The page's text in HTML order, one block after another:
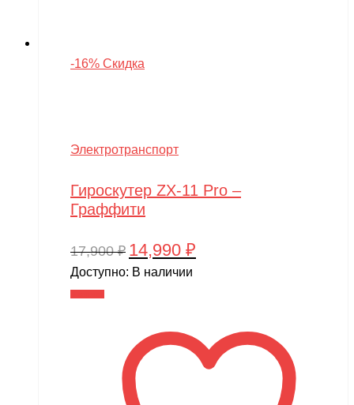
-16% Скидка
Электротранспорт
Гироскутер ZX-11 Pro –
Граффити
17,900₽ Первоначальная
цена
14,990 ₽
Доступно: В наличии